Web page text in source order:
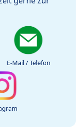
E-Mail / Telefon